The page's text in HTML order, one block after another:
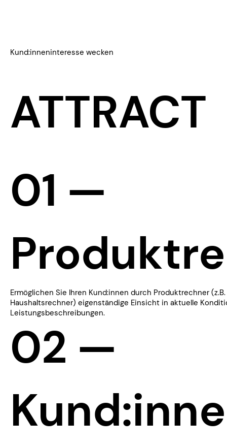
Kund:inneninteresse wecken
ATTRACT
​01 —
Ermöglichen Sie Ihren Kund:innen durch Produktrechner
Haushaltsrechner) eigenständige Einsicht in aktuelle
Leistungsbeschreibungen.
​02 —